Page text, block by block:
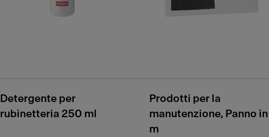
Detergente per
rubinetteria 250 ml
Prodotti per la
manutenzione, Panno in
m